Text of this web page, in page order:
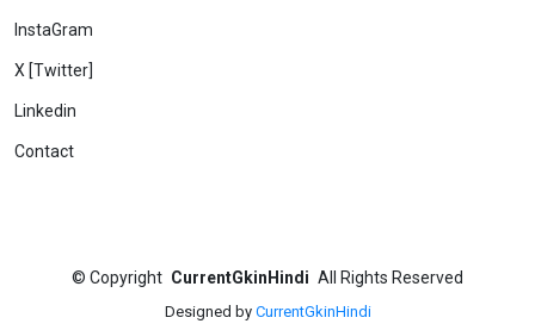
InstaGram
X [Twitter]
Linkedin
Contact
© Copyright CurrentGkinHindi All Rights Reserved
Designed by CurrentGkinHindi